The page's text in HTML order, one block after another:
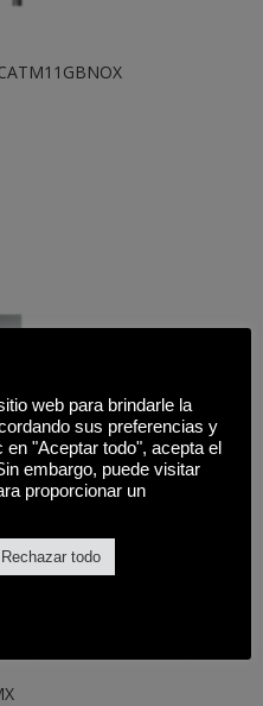
web para brindarle la
sus preferencias y
"Aceptar todo", acepta el
embargo, puede visitar
proporcionar un
Rechazar todo